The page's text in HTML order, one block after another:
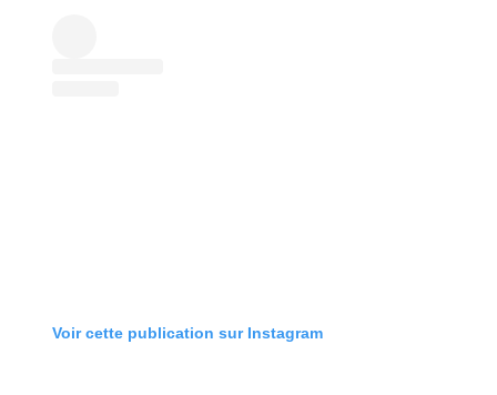
Voir cette publication sur Instagram